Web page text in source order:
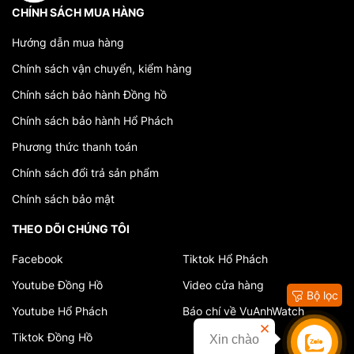
Bộ lọc
cường sức kháng của cơ thể đối với các bệnh tật và vi
Polysaccharides: Nấm Chaga Nga còn chứa các
polysaccharide như chitin và chitosan, có khả năng
làm giảm viêm nhiễm và giúp duy trì sự cân bằng
Melanin có khả năng bảo vệ tế bào khỏi hỏa hoạn từ
tác động của tia tử ngoại và tổn thương do oxi hóa.
Trong các phần khác của nấm Chaga Nga cũng chứa
complex, khoáng chất (bao gồm mangan, sắt, kẽm),
và axit amin.
IV. Tiềm Năng Ứng Dụng Của Nấm Chaga Nga Trong Y Học
CHÍNH SÁCH MUA HÀNG
Hướng dẫn mua hàng
Chính sách vận chuyển, kiểm hàng
Chính sách bảo hành Đồng hồ
Chính sách bảo hành Hổ Phách
Phương thức thanh toán
Chính sách đổi trả sản phẩm
Chính sách bảo mật
THEO DÕI CHÚNG TÔI
Facebook
Youtube Đồng Hồ
Youtube Hổ Phách
Tiktok Đồng Hồ
Tiktok Hổ Phách
Video cửa hàng
Báo chí về VuAnhWatch
Xin chào